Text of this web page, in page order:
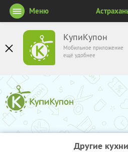
КупиКупон
Мобильное приложение
ещё удобнее
Меню
Другие